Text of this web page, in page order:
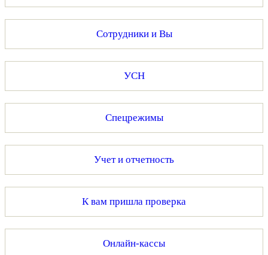
Сотрудники и Вы
УСН
Спецрежимы
Учет и отчетность
К вам пришла проверка
Онлайн-кассы